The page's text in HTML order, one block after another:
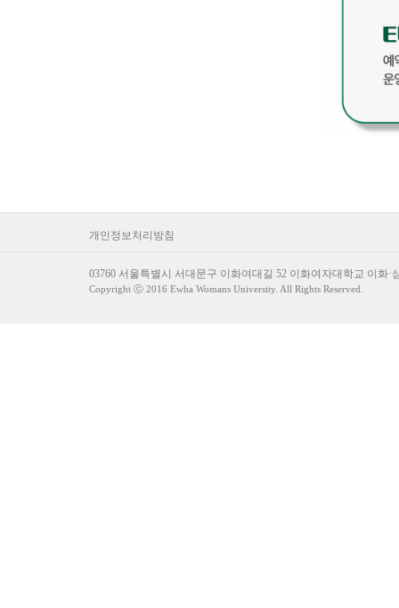
개인정보처리방침
03760 서울특별시 서대문구 이화여대길 52 이화여자대학교 이화
Copyright ⓒ 2016 Ewha Womans University. All Rights Reserved.